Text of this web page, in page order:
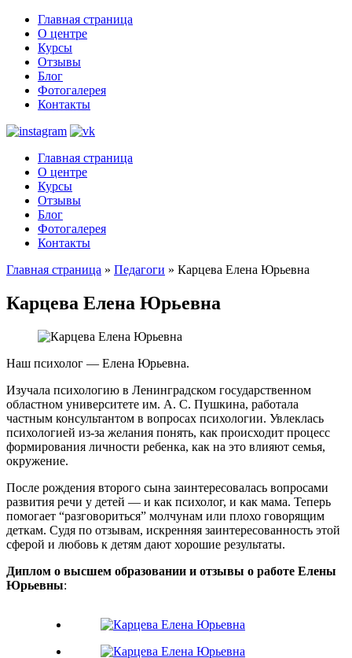
Главная страница
О центре
Курсы
Отзывы
Блог
Фотогалерея
Контакты
Главная страница
О центре
Курсы
Отзывы
Блог
Фотогалерея
Контакты
Главная страница » Педагоги » Карцева Елена Юрьевна
Карцева Елена Юрьевна
Наш психолог — Елена Юрьевна.
Изучала психологию в Ленинградском государственном
областном университете им. А. С. Пушкина, работала
частным консультантом в вопросах психологии. Увлеклась
психологией из-за желания понять, как происходит процесс
формирования личности ребенка, как на это влияют семья,
окружение.
После рождения второго сына заинтересовалась вопросами
развития речи у детей — и как психолог, и как мама. Теперь
помогает “разговориться” молчунам или плохо говорящим
деткам. Судя по отзывам, искренняя заинтересованность этой
сферой и любовь к детям дают хорошие результаты.
Диплом о высшем образовании и отзывы о работе Елены
Юрьевны: